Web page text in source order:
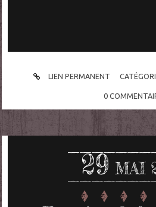
LIEN PERMANENT
0
29 MAI